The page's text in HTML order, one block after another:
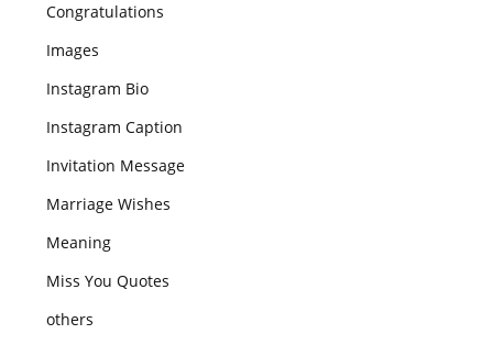
Congratulations
Images
Instagram Bio
Instagram Caption
Invitation Message
Marriage Wishes
Meaning
Miss You Quotes
others